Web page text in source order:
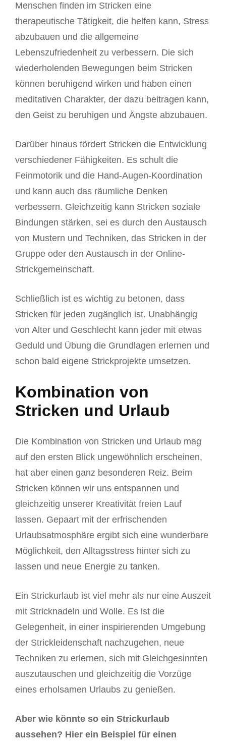
Menschen finden im Stricken eine
therapeutische Tätigkeit, die helfen kann, Stress
abzubauen und die allgemeine
Lebenszufriedenheit zu verbessern. Die sich
wiederholenden Bewegungen beim Stricken
können beruhigend wirken und haben einen
meditativen Charakter, der dazu beitragen kann,
den Geist zu beruhigen und Ängste abzubauen.
Darüber hinaus fördert Stricken die Entwicklung
verschiedener Fähigkeiten. Es schult die
Feinmotorik und die Hand-Augen-Koordination
und kann auch das räumliche Denken
verbessern. Gleichzeitig kann Stricken soziale
Bindungen stärken, sei es durch den Austausch
von Mustern und Techniken, das Stricken in der
Gruppe oder den Austausch in der Online-
Strickgemeinschaft.
Schließlich ist es wichtig zu betonen, dass
Stricken für jeden zugänglich ist. Unabhängig
von Alter und Geschlecht kann jeder mit etwas
Geduld und Übung die Grundlagen erlernen und
schon bald eigene Strickprojekte umsetzen.
Kombination von
Stricken und Urlaub
Die Kombination von Stricken und Urlaub mag
auf den ersten Blick ungewöhnlich erscheinen,
hat aber einen ganz besonderen Reiz. Beim
Stricken können wir uns entspannen und
gleichzeitig unserer Kreativität freien Lauf
lassen. Gepaart mit der erfrischenden
Urlaubsatmosphäre ergibt sich eine wunderbare
Möglichkeit, den Alltagsstress hinter sich zu
lassen und neue Energie zu tanken.
Ein Strickurlaub ist viel mehr als nur eine Auszeit
mit Stricknadeln und Wolle. Es ist die
Gelegenheit, in einer inspirierenden Umgebung
der Strickleidenschaft nachzugehen, neue
Techniken zu erlernen, sich mit Gleichgesinnten
auszutauschen und gleichzeitig die Vorzüge
eines erholsamen Urlaubs zu genießen.
Aber wie könnte so ein Strickurlaub
aussehen? Hier ein Beispiel für einen